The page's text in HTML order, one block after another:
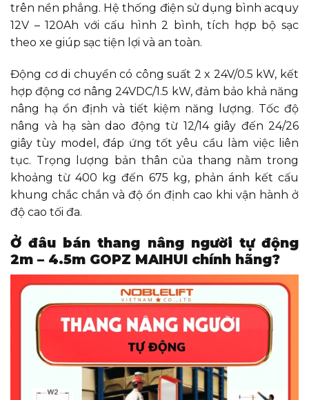
trên nền phẳng. Hệ thống điện sử dụng bình acquy
12V – 120Ah với cấu hình 2 bình, tích hợp bộ sạc
theo xe giúp sạc tiện lợi và an toàn.
Động cơ di chuyển có công suất 2 x 24V/0.5 kW, kết
hợp động cơ nâng 24VDC/1.5 kW, đảm bảo khả năng
nâng hạ ổn định và tiết kiệm năng lượng. Tốc độ
nâng và hạ sàn dao động từ 12/14 giây đến 24/26
giây tùy model, đáp ứng tốt yêu cầu làm việc liên
tục. Trọng lượng bản thân của thang nằm trong
khoảng từ 400 kg đến 675 kg, phản ánh kết cấu
khung chắc chắn và độ ổn định cao khi vận hành ở
độ cao tối đa.
Ở đâu bán thang nâng người tự động
2m – 4.5m GOPZ MAIHUI chính hãng?